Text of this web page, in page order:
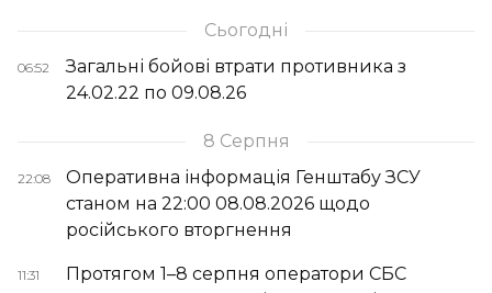
Сьогодні
06:52
Загальні бойові втрати противника з
24.02.22 по 09.08.26
8 Серпня
22:08
Оперативна інформація Генштабу ЗСУ
станом на 22:00 08.08.2026 щодо
російського вторгнення
11:31
Протягом 1–8 серпня оператори СБС